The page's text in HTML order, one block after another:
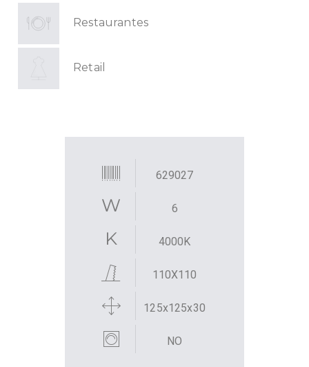
Restaurantes
Retail
629027
6
4000K
110X110
125x125x30
NO